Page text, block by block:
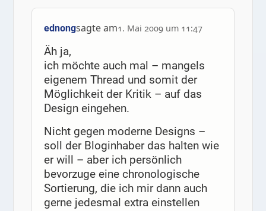
ednongsagte am1. Mai 2009 um 11:47
Äh ja,
ich möchte auch mal – mangels
eigenem Thread und somit der
Möglichkeit der Kritik – auf das
Design eingehen.
Nicht gegen moderne Designs –
soll der Bloginhaber das halten wie
er will – aber ich persönlich
bevorzuge eine chronologische
Sortierung, die ich mir dann auch
gerne jedesmal extra einstellen